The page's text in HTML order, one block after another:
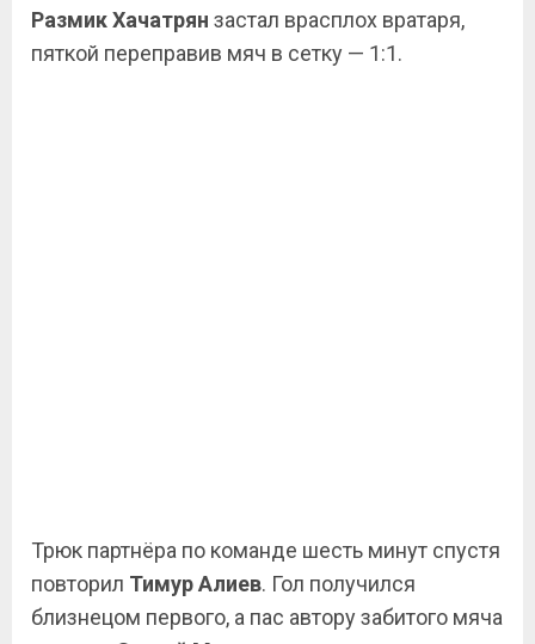
РазмикХачатрян застал врасплох вратаря,
пяткой переправив мяч в сетку — 1:1.
Трюк партнёра по команде шесть минут спустя
повторил Тимур Алиев. Гол получился
близнецом первого, а пас автору забитого мяча